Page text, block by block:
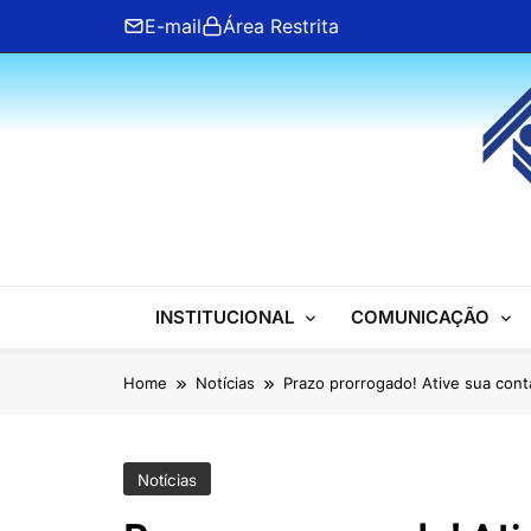
content
E-mail Área Restrita
ANFIP Nacional
INSTITUCIONAL COMUNICAÇÃO
Home Notícias Prazo prorrogado! Ative sua
Notícias